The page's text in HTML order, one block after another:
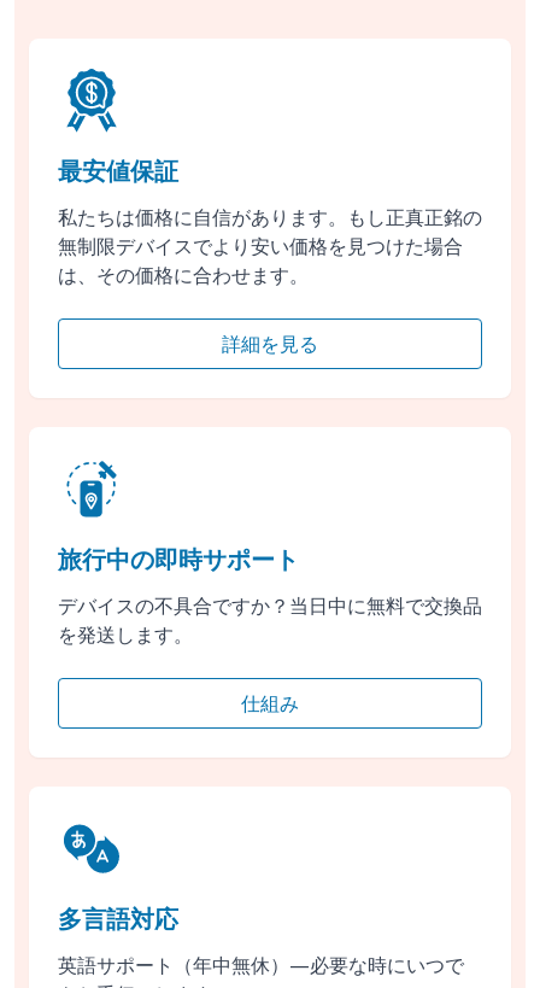
最安値保証
私たちは価格に自信があります。もし正真正銘の
無制限デバイスでより安い価格を見つけた場合
は、その価格に合わせます。
詳細を見る
旅行中の即時サポート
デバイスの不具合ですか？当日中に無料で交換品
を発送します。
仕組み
多言語対応
英語サポート（年中無休）—必要な時にいつで